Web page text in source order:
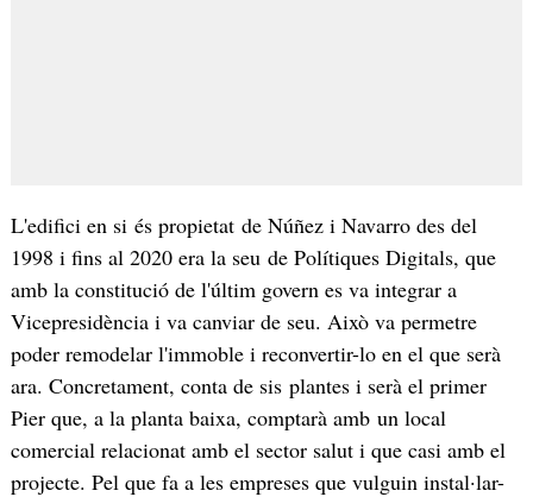
L'edifici en si és propietat de Núñez i Navarro des del
1998 i fins al 2020 era la seu de Polítiques Digitals, que
amb la constitució de l'últim govern es va integrar a
Vicepresidència i va canviar de seu. Això va permetre
poder remodelar l'immoble i reconvertir-lo en el que serà
ara. Concretament, conta de sis plantes i serà el primer
Pier que, a la planta baixa, comptarà amb un local
comercial relacionat amb el sector salut i que casi amb el
projecte. Pel que fa a les empreses que vulguin instal·lar-